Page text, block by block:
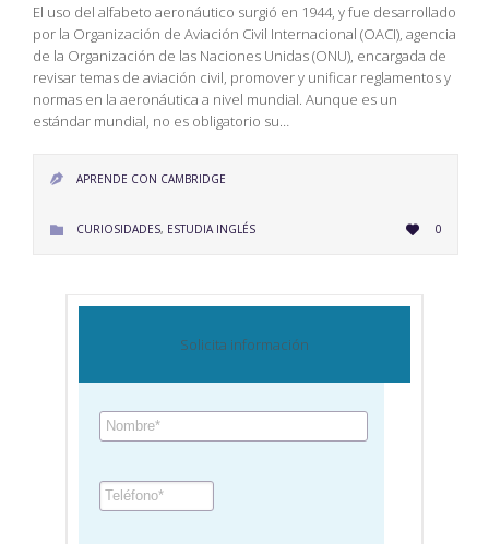
El uso del alfabeto aeronáutico surgió en 1944, y fue desarrollado
por la Organización de Aviación Civil Internacional (OACI), agencia
de la Organización de las Naciones Unidas (ONU), encargada de
revisar temas de aviación civil, promover y unificar reglamentos y
normas en la aeronáutica a nivel mundial. Aunque es un
estándar mundial, no es obligatorio su…
 APRENDE CON CAMBRIDGE
 CATEGORY
CURIOSIDADES, ESTUDIA INGLÉS  LOVE
IT0
Solicita información